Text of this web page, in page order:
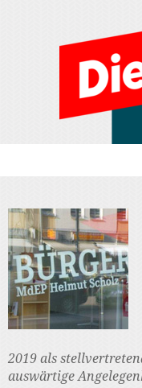
2019 als
auswärtige